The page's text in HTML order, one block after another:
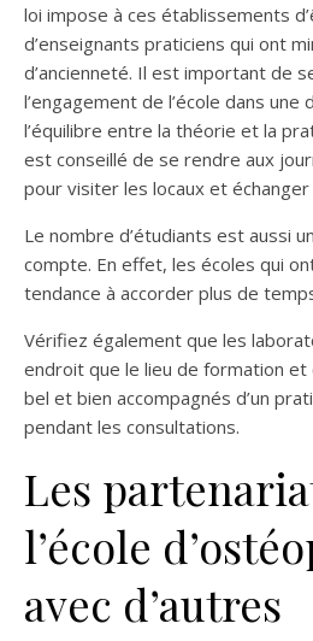
loi impose à ces établissements
d’enseignants praticiens qui ont
d’ancienneté. Il est important de
l’engagement de l’école dans
l’équilibre entre la théorie et la
est conseillé de se rendre aux
pour visiter les locaux et
Le nombre d’étudiants est aussi
compte. En effet, les écoles qui
tendance à accorder plus de
Vérifiez également que les
endroit que le lieu de formation
bel et bien accompagnés d’un
pendant les consultations.
Les
l’école
avec d’autres